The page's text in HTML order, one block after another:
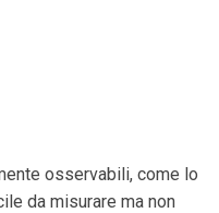
osservabili, come lo
da misurare ma non